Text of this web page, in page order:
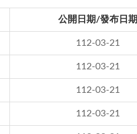
公開日期/發布日期
112-03-21
112-03-21
112-03-21
112-03-21